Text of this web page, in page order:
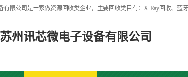
苏州讯芯微电子设备有限公司